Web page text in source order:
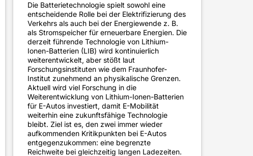
Die Batterietechnologie spielt sowohl eine
entscheidende Rolle bei der Elektrifizierung des
Verkehrs als auch bei der Energiewende z. B.
als Stromspeicher für erneuerbare Energien. Die
derzeit führende Technologie von Lithium-
Ionen-Batterien (LIB) wird kontinuierlich
weiterentwickelt, aber stößt laut
Forschungsinstituten wie dem Fraunhofer-
Institut zunehmend an physikalische Grenzen.
Aktuell wird viel Forschung in die
Weiterentwicklung von Lithium-Ionen-Batterien
für E-Autos investiert, damit E-Mobilität
weiterhin eine zukunftsfähige Technologie
bleibt. Ziel ist es, den zwei immer wieder
aufkommenden Kritikpunkten bei E-Autos
entgegenzukommen: eine begrenzte
Reichweite bei gleichzeitig langen Ladezeiten.